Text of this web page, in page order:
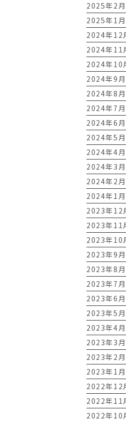
2025年2
2025年1
2024年12
2024年11
2024年10
2024年9
2024年8
2024年7
2024年6
2024年5
2024年4
2024年3
2024年2
2024年1
2023年12
2023年11
2023年10
2023年9
2023年8
2023年7
2023年6
2023年5
2023年4
2023年3
2023年2
2023年1
2022年12
2022年11
2022年10